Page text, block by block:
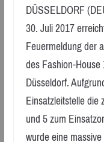
DÜSSELDORF
30. Juli 2017
Feuermeldung der
des Fashion-
Düsseldorf.
Einsatzleitstelle
und 5 zum
wurde eine